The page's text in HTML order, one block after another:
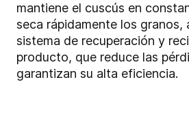
mantiene el cuscús en
seca rápidamente los granos,
sistema de recuperación y
producto, que reduce las
garantizan su alta eficiencia.